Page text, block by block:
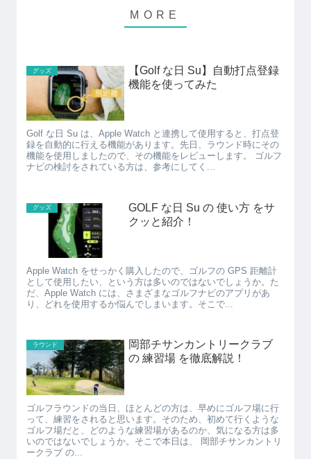
グッズ
【Golf な日 Su】自動打点登録
機能を使ってみた
Golf な日 Su は、Apple Watch と連携して使用すると、打点登
録を自動的に行える機能があります。先日、ラウンド時にその
機能を使用しましたので、その機能をレビューします。 ゴルフ
ナビの検討をされている方は、参考にしてく...
グッズ
GOLF な日 Su の 使い方 をサ
クッと紹介！
Apple Watch をせっかく購入したので、ゴルフの GPS 距離計
として使用したい、という方は多いのではないでしょうか。た
だ、Apple Watch には、さまざまなゴルフナビのアプリがあ
り、どれを使用するか悩んでしまいます。そこで...
ラウンド
岡部チサンカントリークラブ
の 練習場 を徹底解説！
ゴルフラウンドの当日、ほとんどの方は、早めにゴルフ場に行
って、練習をされると思います。そのため、初めて行くような
ゴルフ場だと、どのような練習場があるのか、気になる方は多
いのではないでしょうか。そこで本日は、 岡部チサンカントリ
ークラブ の...